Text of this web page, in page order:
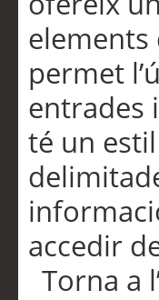
elements
permet
entrades
té un
accedir
Torna a